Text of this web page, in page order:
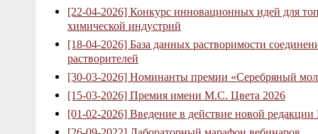
[22-04-2026] Конкурс инновационных идей для
химической индустрий
[18-04-2026] База данных растворимости
растворителей
[30-03-2026] Номинанты премии «Серебряный
[15-03-2026] Премия имени М.С. Цвета 2026
[01-02-2026] Введение в действие новой